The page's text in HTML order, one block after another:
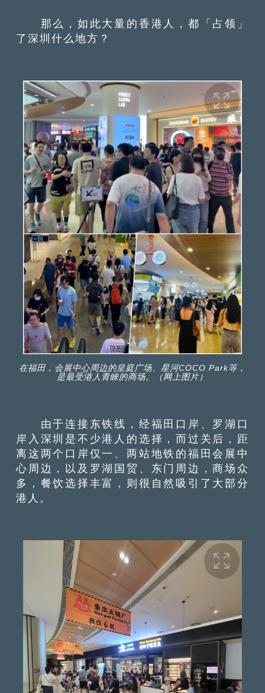
那么，如此大量的香港人，都「占领」
了深圳什么地方？
在福田，会展中心周边的皇庭广场、星河COCO Park等，
是最受港人青睞的商场。（网上图片）
由于连接东铁线，经福田口岸、罗湖口
岸入深圳是不少港人的选择，而过关后，距
离这两个口岸仅一、两站地铁的福田会展中
心周边，以及罗湖国贸、东门周边，商场众
多，餐饮选择丰富，则很自然吸引了大部分
港人。